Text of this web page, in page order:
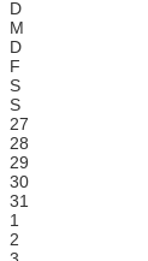
D
M
D
F
S
S
27
28
29
30
31
1
2